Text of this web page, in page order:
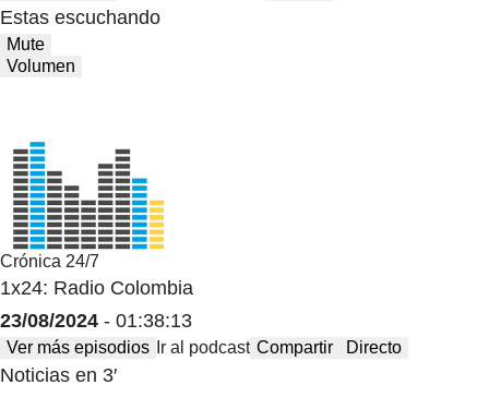
Estas escuchando
Mute
Volumen
Crónica 24/7
1x24: Radio Colombia
23/08/2024 - 01:38:13
Ver más episodios Ir al podcast Compartir Directo
Noticias en 3′